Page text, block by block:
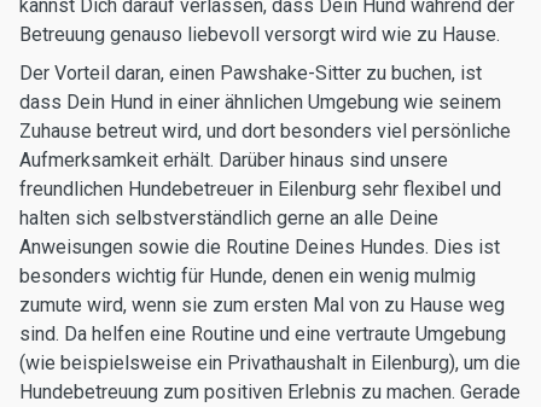
kannst Dich darauf verlassen, dass Dein Hund während der
Betreuung genauso liebevoll versorgt wird wie zu Hause.
Der Vorteil daran, einen Pawshake-Sitter zu buchen, ist
dass Dein Hund in einer ähnlichen Umgebung wie seinem
Zuhause betreut wird, und dort besonders viel persönliche
Aufmerksamkeit erhält. Darüber hinaus sind unsere
freundlichen Hundebetreuer in Eilenburg sehr flexibel und
halten sich selbstverständlich gerne an alle Deine
Anweisungen sowie die Routine Deines Hundes. Dies ist
besonders wichtig für Hunde, denen ein wenig mulmig
zumute wird, wenn sie zum ersten Mal von zu Hause weg
sind. Da helfen eine Routine und eine vertraute Umgebung
(wie beispielsweise ein Privathaushalt in Eilenburg), um die
Hundebetreuung zum positiven Erlebnis zu machen. Gerade